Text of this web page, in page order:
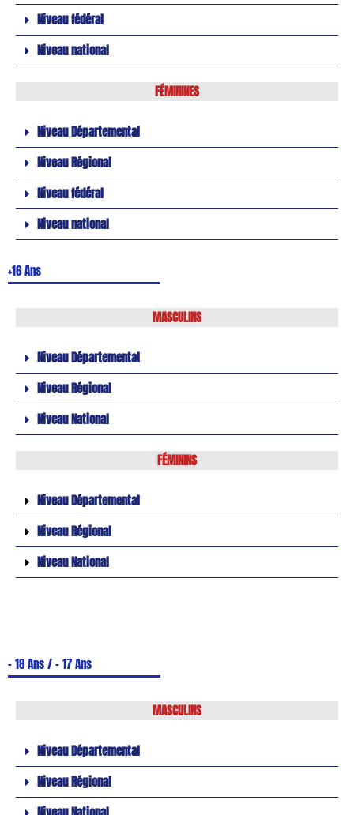
Niveau fédéral
Niveau national
FÉMININES
Niveau Départemental
Niveau Régional
Niveau fédéral
Niveau national
+16 Ans
MASCULINS
Niveau Départemental
Niveau Régional
Niveau National
FÉMININS
Niveau Départemental
Niveau Régional
Niveau National
- 18 Ans / - 17 Ans
MASCULINS
Niveau Départemental
Niveau Régional